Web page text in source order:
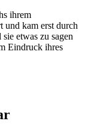
ihrem
und kam erst durch
etwas zu sagen
Eindruck ihres